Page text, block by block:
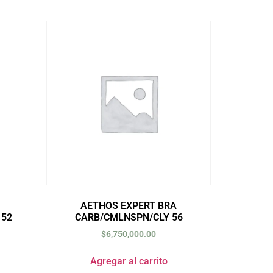
AETHOS EXPERT BRA
CARB/CMLNSPN/CLY 56
$6,750,000.00
Agregar al carrito